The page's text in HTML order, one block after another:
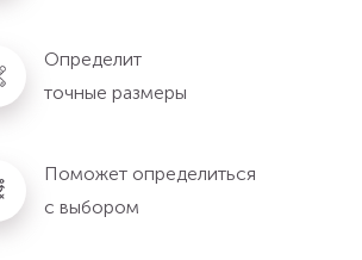
Определит
точные размеры
Поможет определиться
с выбором